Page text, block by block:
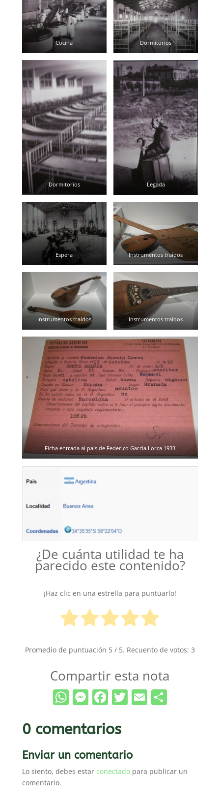
Cocina Dormitorios
Dormitorios Legada
Espera Instrumentos traídos
Instrumentos traídos Instrumentos traídos
Ficha entrada al país de Federico García Lorca 1933
¿De cuánta utilidad te ha
parecido este contenido?
¡Haz clic en una estrella para puntuarlo!
Promedio de puntuación 5/ 5. Recuento de votos: 3
Compartir esta nota
WhatsApp
Messenger
Facebook
Twitter
Email
0 comentarios
Enviar un comentario
Lo siento, debes estar conectadopara publicar un
comentario.